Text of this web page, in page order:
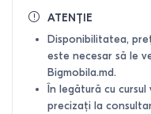
ATENȚIE
Disponibilitatea,
este necesar să le
Bigmobila.md.
În legătură cu
precizați la